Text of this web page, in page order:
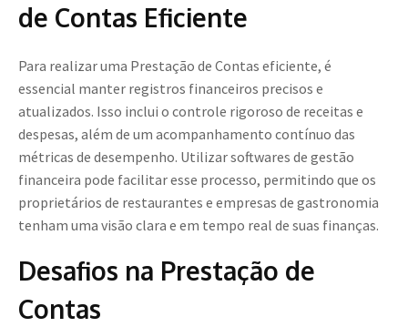
de Contas Eficiente
Para realizar uma Prestação de Contas eficiente, é
essencial manter registros financeiros precisos e
atualizados. Isso inclui o controle rigoroso de receitas e
despesas, além de um acompanhamento contínuo das
métricas de desempenho. Utilizar softwares de gestão
financeira pode facilitar esse processo, permitindo que os
proprietários de restaurantes e empresas de gastronomia
tenham uma visão clara e em tempo real de suas finanças.
Desafios na Prestação de
Contas